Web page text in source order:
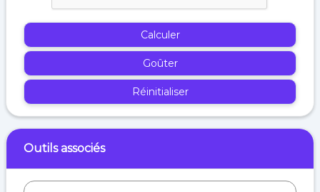
Calculer
Goûter
Réinitialiser
Outils associés